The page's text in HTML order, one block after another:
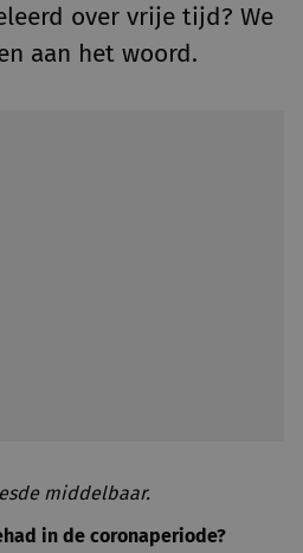
over vrije tijd? We
aan het woord.
middelbaar.
in de coronaperiode?